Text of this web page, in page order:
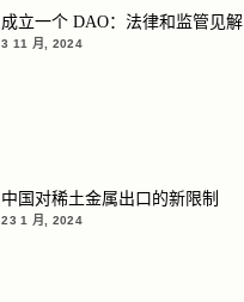
成立一个 DAO：法律和监管见解
3 11 月, 2024
中国对稀土金属出口的新限制
23 1 月, 2024